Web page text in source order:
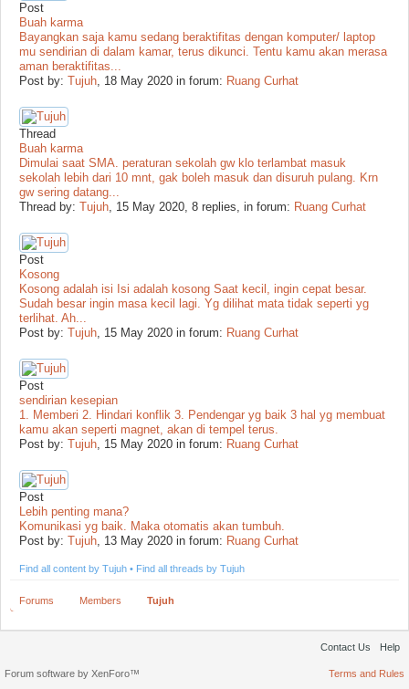
Post
Buah karma
Bayangkan saja kamu sedang beraktifitas dengan komputer/ laptop
mu sendirian di dalam kamar, terus dikunci. Tentu kamu akan merasa
aman beraktifitas...
Post by: Tujuh, 18 May 2020 in forum: Ruang Curhat
Thread
Buah karma
Dimulai saat SMA. peraturan sekolah gw klo terlambat masuk
sekolah lebih dari 10 mnt, gak boleh masuk dan disuruh pulang. Krn
gw sering datang...
Thread by: Tujuh, 15 May 2020, 8 replies, in forum: Ruang Curhat
Post
Kosong
Kosong adalah isi Isi adalah kosong Saat kecil, ingin cepat besar.
Sudah besar ingin masa kecil lagi. Yg dilihat mata tidak seperti yg
terlihat. Ah...
Post by: Tujuh, 15 May 2020 in forum: Ruang Curhat
Post
sendirian kesepian
1. Memberi 2. Hindari konflik 3. Pendengar yg baik 3 hal yg membuat
kamu akan seperti magnet, akan di tempel terus.
Post by: Tujuh, 15 May 2020 in forum: Ruang Curhat
Post
Lebih penting mana?
Komunikasi yg baik. Maka otomatis akan tumbuh.
Post by: Tujuh, 13 May 2020 in forum: Ruang Curhat
Find all content by Tujuh Find all threads by Tujuh
Forums Members Tujuh
Contact Us Help
Terms and Rules
Forum software by XenForo™